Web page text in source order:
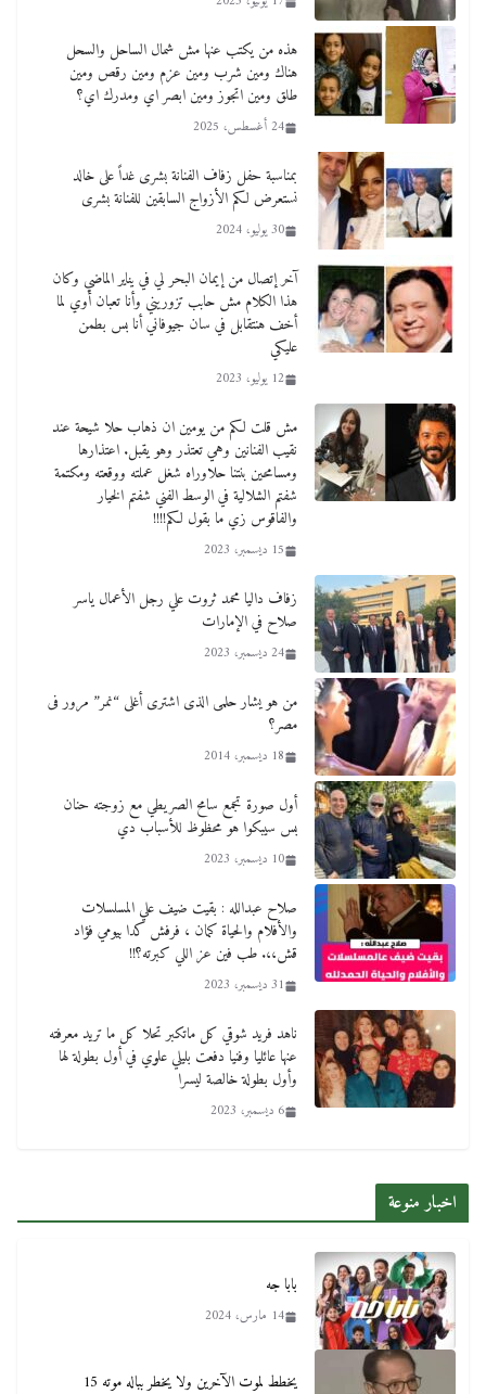
هذه من يكتب عنها مش شمال الساحل والسحل
هناك ومين شرب ومين عزم ومين رقص ومين
طلق ومين اتجوز ومين ابصر اي ومدرك اي؟
24 أغسطس، 2025
بمناسبة حفل زفاف الفنانة بشرى غداً على خالد
نستعرض لكم الأزواج السابقين للفنانة بشرى
30 يوليو، 2024
آخر إتصال من إيمان البحر لي في يناير الماضي وكان
هذا الكلام مش حابب تزوريني وأنا تعبان أوي لما
أخف هنتقابل في سان جيوفاني أنا بس بطمن
عليكي
12 يوليو، 2023
مش قلت لكم من يومين ان ذهاب حلا شيحة عند
نقيب الفنانين وهي تعتذر وهو يقبل. اعتذارها
ومسامحين بنتنا حلاوراه شغل عملته ووقعته ومكتمة
شفتم الشلالية في الوسط الفني شفتم الخيار
والفاقوس زي ما بقول لكم!!!!
15 ديسمبر، 2023
زفاف داليا محمد ثروت علي رجل الأعمال ياسر
صلاح في الإمارات
24 ديسمبر، 2023
من هو يشار حلمى الذى اشترى أغلى “نمر” مرور فى
مصر؟
18 ديسمبر، 2014
أول صورة تجمع سامح الصريطي مع زوجته حنان
بس سيبكوا هو محظوظ للأسباب دي
10 ديسمبر، 2023
صلاح عبدالله : بقيت ضيف علي المسلسلات
والأفلام والحياة كمان ، فرفش كدا بيومي فؤاد
قش،،. طب فين عز اللي كبرته؟!!
31 ديسمبر، 2023
ناهد فريد شوقي كل ماتكبر تحلا كل ما تريد معرفته
عنها عائليا وفنيا دفعت بليلي علوي في أول بطولة لها
وأول بطولة خالصة ليسرا
6 ديسمبر، 2023
اخبار منوعة
بابا جه
14 مارس، 2024
يخطط لموت الآخرين ولا يخطر بباله موته 15